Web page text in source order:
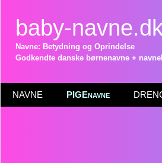
baby-
Navne: Betydning og Oprindelse
Godkendte danske børnenavne +
NAVNE PIGEnavne